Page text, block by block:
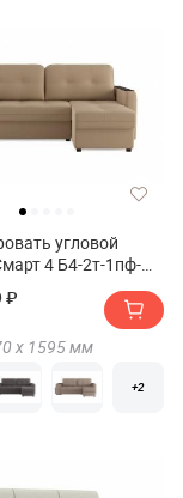
угловой
4 Б4-2т-1пф-
кровать угловой
4 Б4-2т-1пф-
₽
х 1595мм
+2